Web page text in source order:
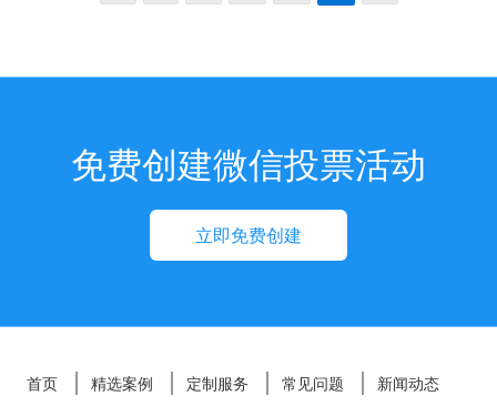
免费创建微信投票活动
立即免费创建
首页 精选案例 定制服务 常见问题
新闻动态